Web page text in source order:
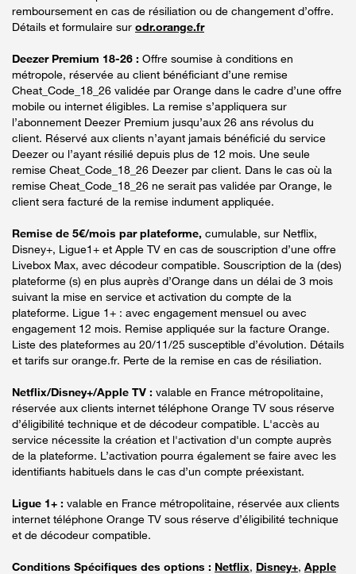
remboursement en cas de résiliation ou de changement d’offre.
Détails et formulaire sur odr.orange.fr
Deezer Premium 18-26 : Offre soumise à conditions en
métropole, réservée au client bénéficiant d’une remise
Cheat_Code_18_26 validée par Orange dans le cadre d’une offre
mobile ou internet éligibles. La remise s’appliquera sur
l’abonnement Deezer Premium jusqu’aux 26 ans révolus du
client. Réservé aux clients n’ayant jamais bénéficié du service
Deezer ou l’ayant résilié depuis plus de 12 mois. Une seule
remise Cheat_Code_18_26 Deezer par client. Dans le cas où la
remise Cheat_Code_18_26 ne serait pas validée par Orange, le
client sera facturé de la remise indument appliquée.
Remise de 5€/mois par plateforme, cumulable, sur Netflix,
Disney+, Ligue1+ et Apple TV en cas de souscription d’une offre
Livebox Max, avec décodeur compatible. Souscription de la (des)
plateforme (s) en plus auprès d’Orange dans un délai de 3 mois
suivant la mise en service et activation du compte de la
plateforme. Ligue 1+ : avec engagement mensuel ou avec
engagement 12 mois. Remise appliquée sur la facture Orange.
Liste des plateformes au 20/11/25 susceptible d’évolution. Détails
et tarifs sur orange.fr. Perte de la remise en cas de résiliation.
Netflix/Disney+/Apple TV : valable en France métropolitaine,
réservée aux clients internet téléphone Orange TV sous réserve
d’éligibilité technique et de décodeur compatible. L'accès au
service nécessite la création et l'activation d'un compte auprès
de la plateforme. L’activation pourra également se faire avec les
identifiants habituels dans le cas d’un compte préexistant.
Ligue 1+ : valable en France métropolitaine, réservée aux clients
internet téléphone Orange TV sous réserve d’éligibilité technique
et de décodeur compatible.
Conditions Spécifiques des options : Netflix, Disney+, Apple